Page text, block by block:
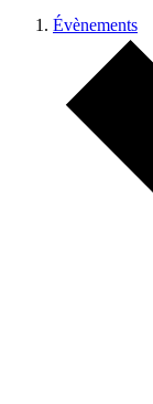
Évènements